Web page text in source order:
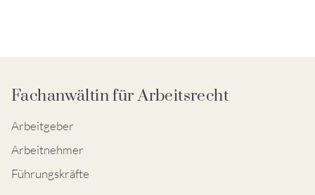
Fachanwältin für Arbeitsrecht
Arbeitgeber
Arbeitnehmer
Führungskräfte